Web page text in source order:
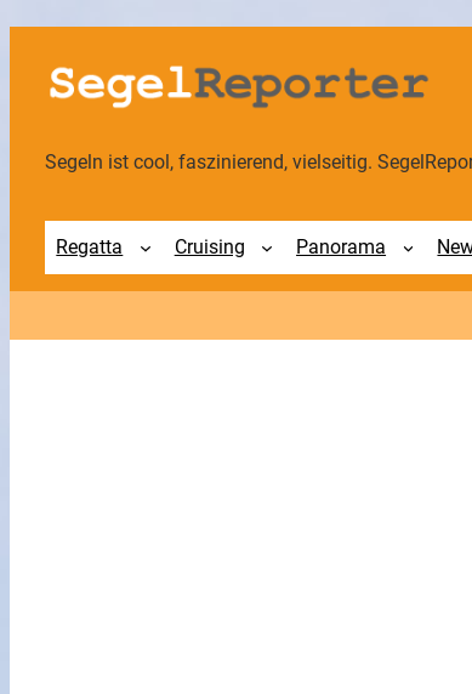
Zum
Inhalt
springen
Segeln ist cool, faszinierend, vielseitig.
Regatta Cruising Panorama